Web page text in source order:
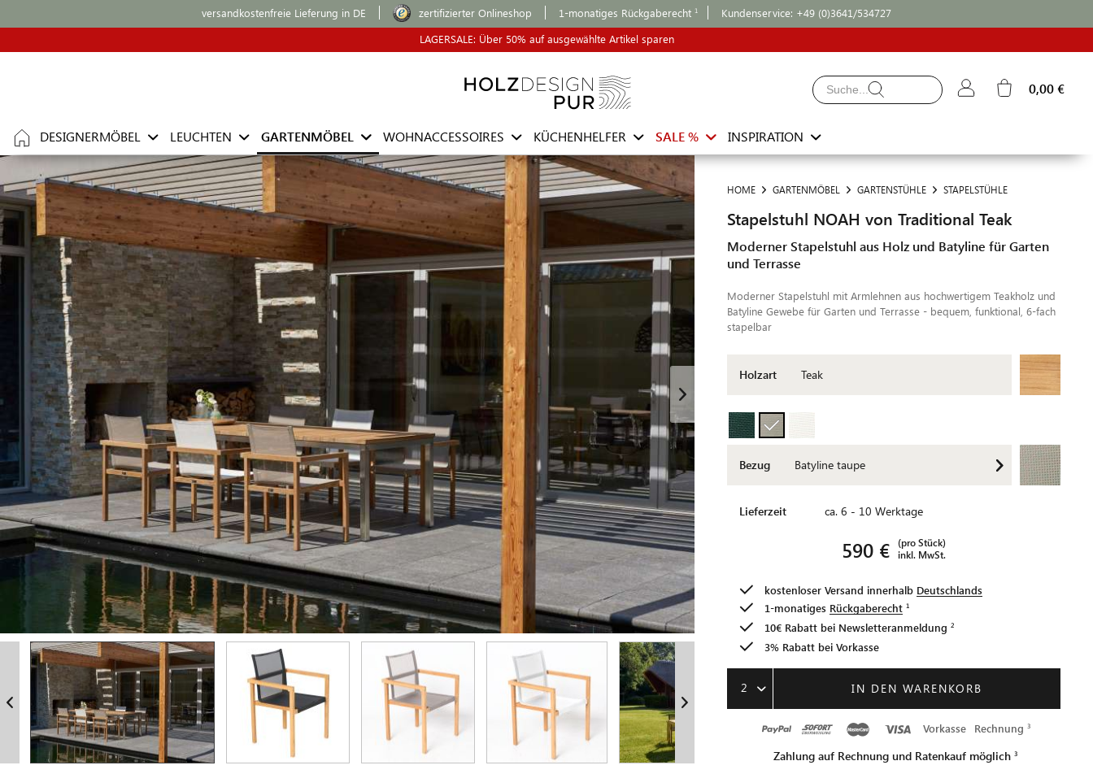
versandkostenfreie Lieferung in DE zertifizierter Onlineshop 1-monatiges Rückgaberecht Kundenservice: +49 (0)3641/534727
LAGERSALE: Über 50% auf ausgewählte Artikel sparen
0,00 €
DESIGNERMÖBEL LEUCHTEN GARTENMÖBEL WOHNACCESSOIRES KÜCHENHELFER SALE % INSPIRATION
HOME GARTENMÖBEL GARTENSTÜHLE STAPELSTÜHLE
Stapelstuhl NOAH von Traditional Teak
Moderner Stapelstuhl aus Holz und Batyline für Garten
und Terrasse
Moderner Stapelstuhl mit Armlehnen aus hochwertigem Teakholz und
Batyline Gewebe für Garten und Terrasse - bequem, funktional, 6-fach
stapelbar
Holzart Teak
Bezug Batyline taupe
Lieferzeit ca. 6 - 10 Werktage
590 € inkl. MwSt.
(pro Stück)
kostenloser Versand innerhalb Deutschlands
1-monatiges Rückgaberecht
10€ Rabatt bei Newsletteranmeldung
3% Rabatt bei Vorkasse
2 IN DEN WARENKORB
Vorkasse Rechnung
Zahlung auf Rechnung und Ratenkauf möglich